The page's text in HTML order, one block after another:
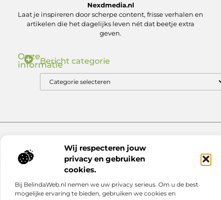
Wij respecteren jouw
privacy en gebruiken
cookies.
Bij BelindaWeb.nl nemen we uw privacy serieus. Om u de best
mogelijke ervaring te bieden, gebruiken we cookies en
Nexdmedia.nl
Laat je inspireren door scherpe content, frisse verhalen en
artikelen die het dagelijks leven nét dat beetje extra
geven.
Onze
informatieBericht categorie
@2025 www.nexdmedia.nl. All Right Reserved.